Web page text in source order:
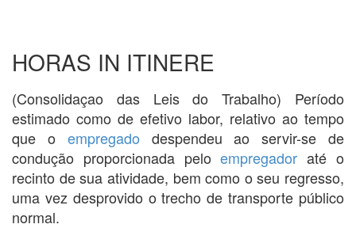
HORAS IN ITINERE
(Consolidaçao das Leis do Trabalho) Período
estimado como de efetivo labor, relativo ao tempo
que o empregado despendeu ao servir-se de
condução proporcionada peloempregador até o
recinto de sua atividade, bem como o seu regresso,
uma vez desprovido o trecho de transporte público
normal.